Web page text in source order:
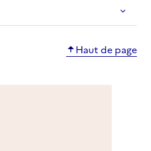
Haut de page